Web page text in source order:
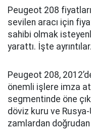
Peugeot 208
sevilen aracı için
sahibi olmak
yarattı. İşte
Peugeot 208,
önemli işlere imza
segmentinde öne
döviz kuru ve Rusya-
zamlardan